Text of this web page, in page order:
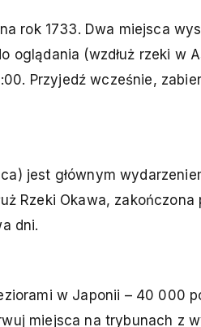
rok 1733. Dwa miejsca
oglądania (wzdłuż rzeki w
Przyjedź wcześnie,
jest głównym
Rzeki Okawa,
dni.
w Japonii – 40 000
miejsca na trybunach z